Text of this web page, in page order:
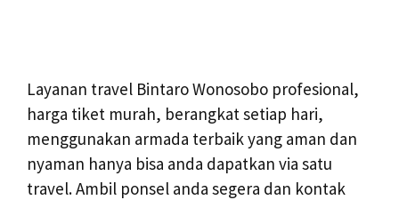
Layanan travel Bintaro Wonosobo profesional,
harga tiket murah, berangkat setiap hari,
menggunakan armada terbaik yang aman dan
nyaman hanya bisa anda dapatkan via satu
travel. Ambil ponsel anda segera dan kontak